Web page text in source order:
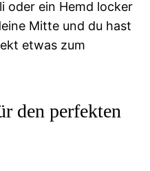
oder ein Hemd locker
Mitte und du hast
etwas zum
den perfekten